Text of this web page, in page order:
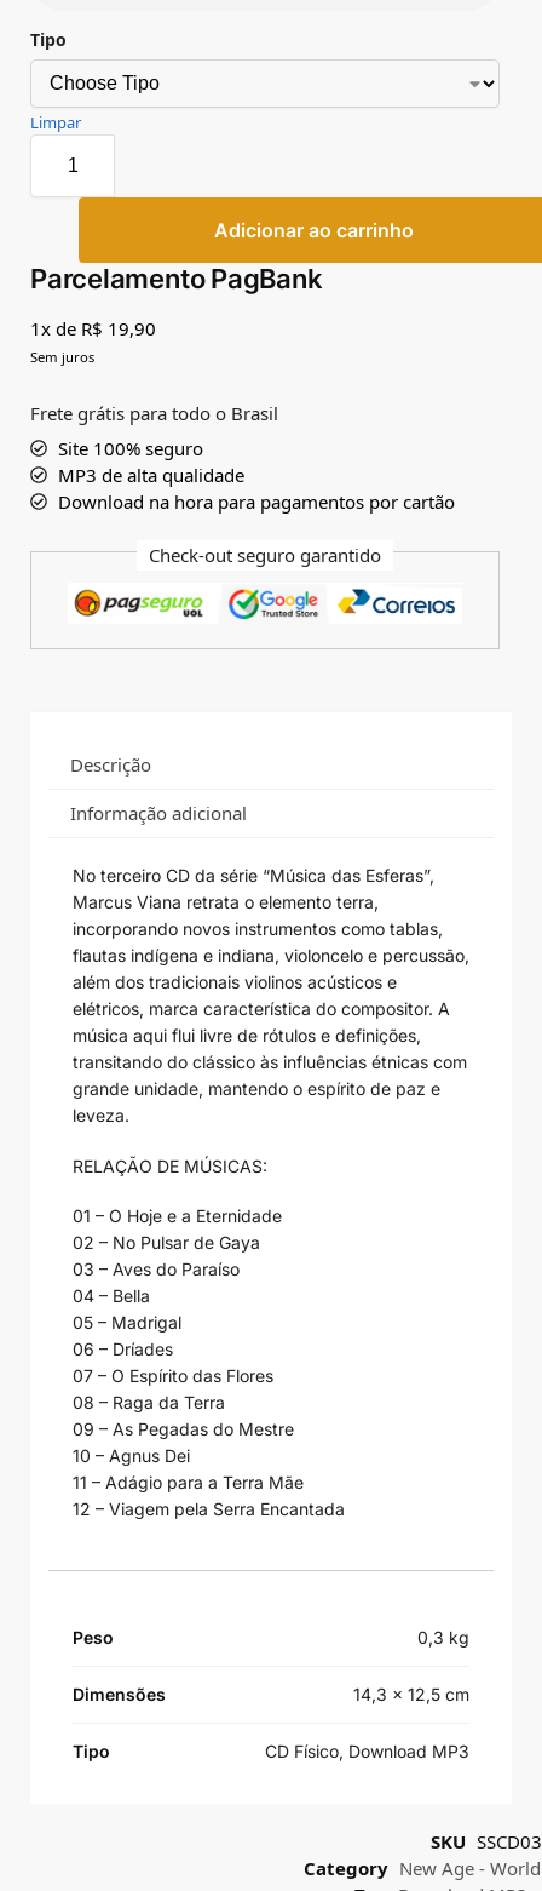
Tipo
Limpar
Adicionar ao carrinho
Parcelamento PagBank
1x de R$ 19,90
Sem juros
Frete grátis para todo o Brasil
Site 100% seguro
MP3 de alta qualidade
Download na hora para pagamentos por cartão
Check-out seguro garantido
Descrição
Informação adicional
No terceiro CD da série “Música das Esferas”,
Marcus Viana retrata o elemento terra,
incorporando novos instrumentos como tablas,
flautas indígena e indiana, violoncelo e percussão,
além dos tradicionais violinos acústicos e
elétricos, marca característica do compositor. A
música aqui flui livre de rótulos e definições,
transitando do clássico às influências étnicas com
grande unidade, mantendo o espírito de paz e
leveza.
RELAÇÃO DE MÚSICAS:
01 – O Hoje e a Eternidade
02 – No Pulsar de Gaya
03 – Aves do Paraíso
04 – Bella
05 – Madrigal
06 – Dríades
07 – O Espírito das Flores
08 – Raga da Terra
09 – As Pegadas do Mestre
10 – Agnus Dei
11 – Adágio para a Terra Mãe
12 – Viagem pela Serra Encantada
Peso 0,3 kg
Dimensões 14,3 × 12,5 cm
Tipo CD Físico, Download MP3
SKU
Category New Age -